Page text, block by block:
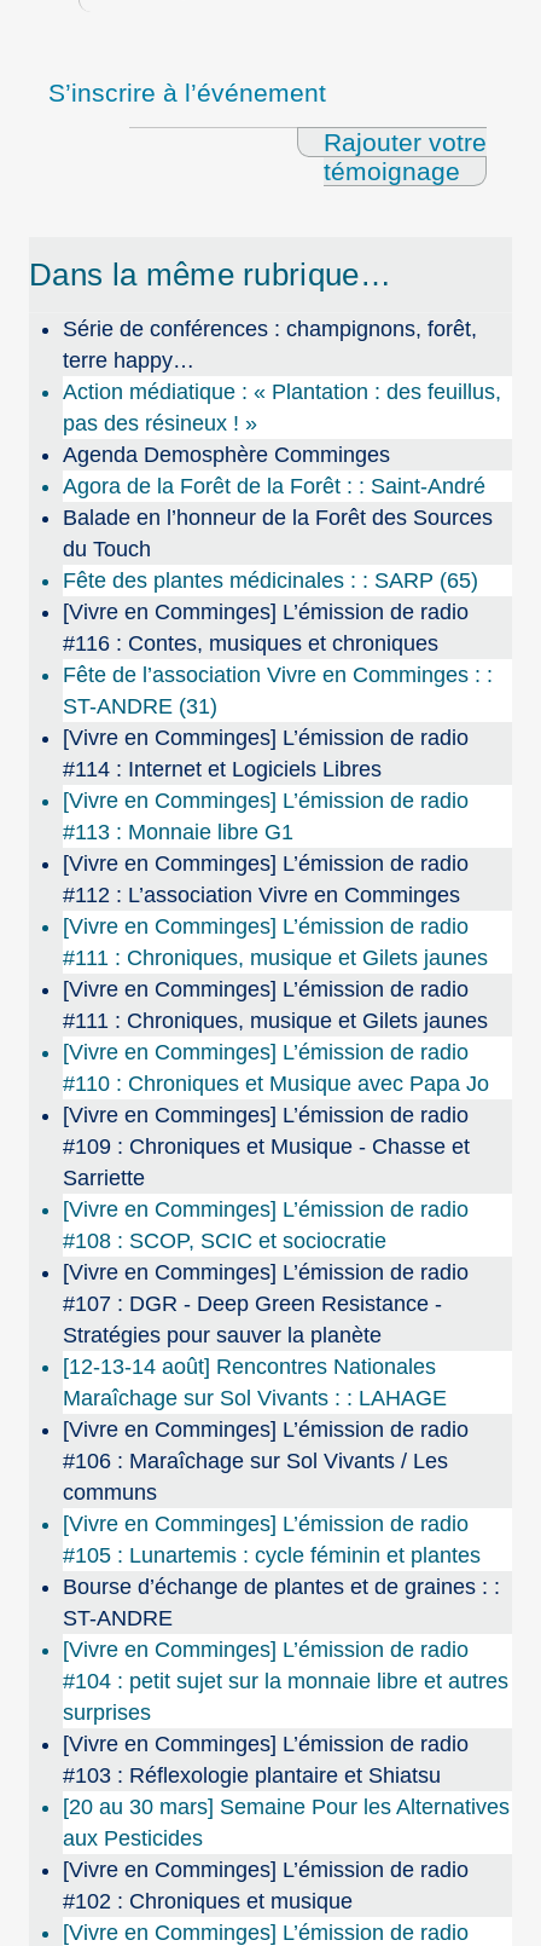
S’inscrire à l’événement
Rajouter votre
témoignage
Dans la même rubrique…
Série de conférences : champignons, forêt,
terre happy…
Action médiatique : « Plantation : des feuillus,
pas des résineux ! »
Agenda Demosphère Comminges
Agora de la Forêt de la Forêt : : Saint-André
Balade en l’honneur de la Forêt des Sources
du Touch
Fête des plantes médicinales : : SARP (65)
[Vivre en Comminges] L’émission de radio
#116 : Contes, musiques et chroniques
Fête de l’association Vivre en Comminges : :
ST-ANDRE (31)
[Vivre en Comminges] L’émission de radio
#114 : Internet et Logiciels Libres
[Vivre en Comminges] L’émission de radio
#113 : Monnaie libre G1
[Vivre en Comminges] L’émission de radio
#112 : L’association Vivre en Comminges
[Vivre en Comminges] L’émission de radio
#111 : Chroniques, musique et Gilets jaunes
[Vivre en Comminges] L’émission de radio
#111 : Chroniques, musique et Gilets jaunes
[Vivre en Comminges] L’émission de radio
#110 : Chroniques et Musique avec Papa Jo
[Vivre en Comminges] L’émission de radio
#109 : Chroniques et Musique - Chasse et
Sarriette
[Vivre en Comminges] L’émission de radio
#108 : SCOP, SCIC et sociocratie
[Vivre en Comminges] L’émission de radio
#107 : DGR - Deep Green Resistance -
Stratégies pour sauver la planète
[12-13-14 août] Rencontres Nationales
Maraîchage sur Sol Vivants : : LAHAGE
[Vivre en Comminges] L’émission de radio
#106 : Maraîchage sur Sol Vivants / Les
communs
[Vivre en Comminges] L’émission de radio
#105 : Lunartemis : cycle féminin et plantes
Bourse d’échange de plantes et de graines : :
ST-ANDRE
[Vivre en Comminges] L’émission de radio
#104 : petit sujet sur la monnaie libre et autres
surprises
[Vivre en Comminges] L’émission de radio
#103 : Réflexologie plantaire et Shiatsu
[20 au 30 mars] Semaine Pour les Alternatives
aux Pesticides
[Vivre en Comminges] L’émission de radio
#102 : Chroniques et musique
[Vivre en Comminges] L’émission de radio